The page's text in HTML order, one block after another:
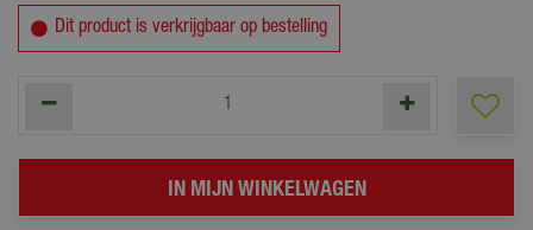
Dit product is verkrijgbaar op bestelling